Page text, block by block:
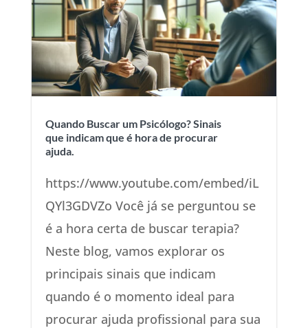
Quando Buscar um Psicólogo? Sinais
que indicam que é hora de procurar
ajuda.
https://www.youtube.com/embed/iL
QYl3GDVZo Você já se perguntou se
é a hora certa de buscar terapia?
Neste blog, vamos explorar os
principais sinais que indicam
quando é o momento ideal para
procurar ajuda profissional para sua